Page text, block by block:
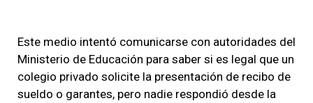
Este medio intentó comunicarse con autoridades del
Ministerio de Educación para saber si es legal que un
colegio privado solicite la presentación de recibo de
sueldo o garantes, pero nadie respondió desde la